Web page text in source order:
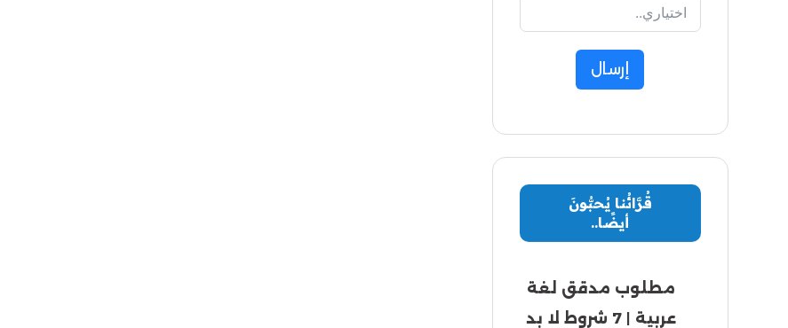
إرسال
قُرَّائُنا يُحبُّونَ
أيضًا..
مطلوب مدقق لغة
عربية | 7 شروط لا بد